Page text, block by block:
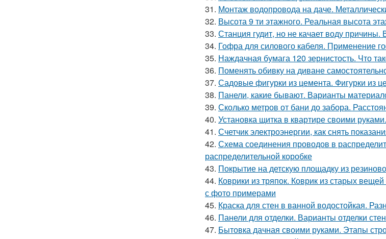
31. Монтаж водопровода на даче.
32. Высота 9 ти этажного. Реальная высота
33. Станция гудит, но не качает воду
34. Гофра для силового кабеля. Применение
35. Наждачная бумага 120 зернистость. Что
36. Поменять обивку на диване
37. Садовые фигурки из цемента. Фигурки из
38. Панели, какие бывают. Варианты
39. Сколько метров от бани до забора.
40. Установка щитка в квартире своими
41. Счетчик электроэнергии, как снять
42. Схема соединения проводов в
распределительной коробке
43. Покрытие на детскую площадку из
44. Коврики из тряпок. Коврик из старых
с фото примерами
45. Краска для стен в ванной водостойкая.
46. Панели для отделки. Варианты отделки
47. Бытовка дачная своими руками. Этапы